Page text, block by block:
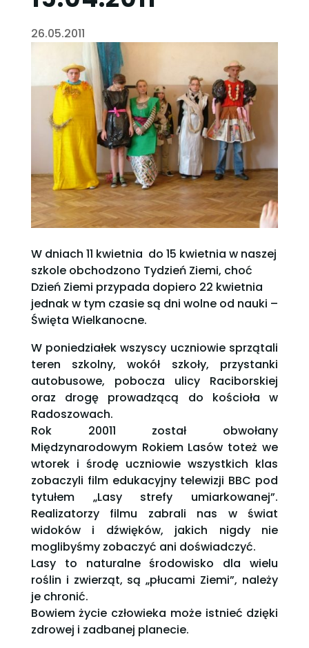
26.05.2011
W dniach 11 kwietnia do 15 kwietnia w naszej
szkole obchodzono Tydzień Ziemi, choć
Dzień Ziemi przypada dopiero 22 kwietnia
jednak w tym czasie są dni wolne od nauki –
Święta Wielkanocne.
W poniedziałek wszyscy uczniowie sprzątali
teren szkolny, wokół szkoły, przystanki
autobusowe, pobocza ulicy Raciborskiej
oraz drogę prowadzącą do kościoła w
Radoszowach.
Rok 20011 został obwołany
Międzynarodowym Rokiem Lasów toteż we
wtorek i środę uczniowie wszystkich klas
zobaczyli film edukacyjny telewizji BBC pod
tytułem „Lasy strefy umiarkowanej”.
Realizatorzy filmu zabrali nas w świat
widoków i dźwięków, jakich nigdy nie
moglibyśmy zobaczyć ani doświadczyć.
Lasy to naturalne środowisko dla wielu
roślin i zwierząt, są „płucami Ziemi”, należy
je chronić.
Bowiem życie człowieka może istnieć dzięki
zdrowej i zadbanej planecie.